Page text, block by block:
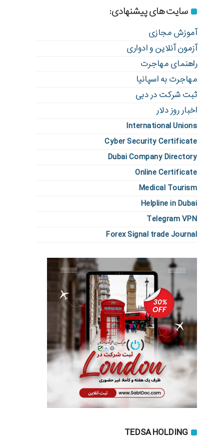
سایت های پیشنهادی:
آموزش مجازی
آزمون آنلاین و ادواری
راهنمای مهاجرت
مهاجرت به اسپانیا
ثبت شرکت در دبی
اخبار روز دلار
International Unions
Cyber Security Certificate
Dubai Company Directory
Online Certificate
Medical Tourism
Helpline in Dubai
Telegram VPN
Forex Signal trade Journal
TEDSA HOLDING